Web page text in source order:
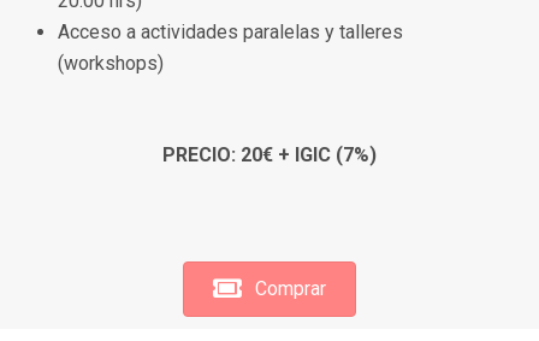
Acceso a actividades paralelas y talleres
(workshops)
PRECIO: 20€ + IGIC (7%)
Comprar